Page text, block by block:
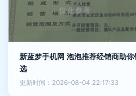
新蓝梦手机网 泡泡推荐经销商助
选
更新时间：2026-08-04 22:17:33